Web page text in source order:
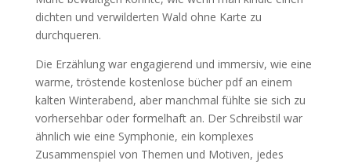
dichten und verwilderten Wald ohne Karte zu
durchqueren.
Die Erzählung war engagierend und immersiv, wie eine
warme, tröstende kostenlose bücher pdf an einem
kalten Winterabend, aber manchmal fühlte sie sich zu
vorhersehbar oder formelhaft an. Der Schreibstil war
ähnlich wie eine Symphonie, ein komplexes
Zusammenspiel von Themen und Motiven, jedes